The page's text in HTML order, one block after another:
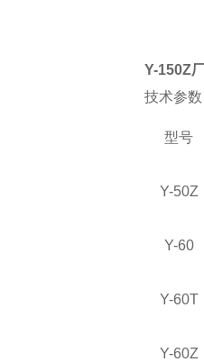
Y-150Z
技术参
型号
Y-50Z
Y-60
Y-60T
Y-60Z